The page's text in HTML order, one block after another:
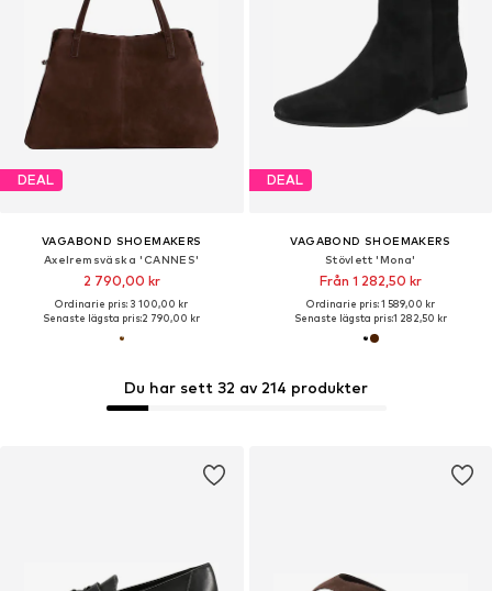
DEAL
VAGABOND SHOEMAKERS
Axelremsväska 'CANNES'
2 790,00 kr
Ordinarie pris: 3 100,00 kr
Senaste lägsta pris:2 790,00 kr
DEAL
VAGABOND SHOEMAKERS
Stövlett 'Mona'
Från 1 282,50 kr
Ordinarie pris: 1 589,00 kr
Senaste lägsta pris:1 282,50 kr
Du har sett 32 av 214 produkter